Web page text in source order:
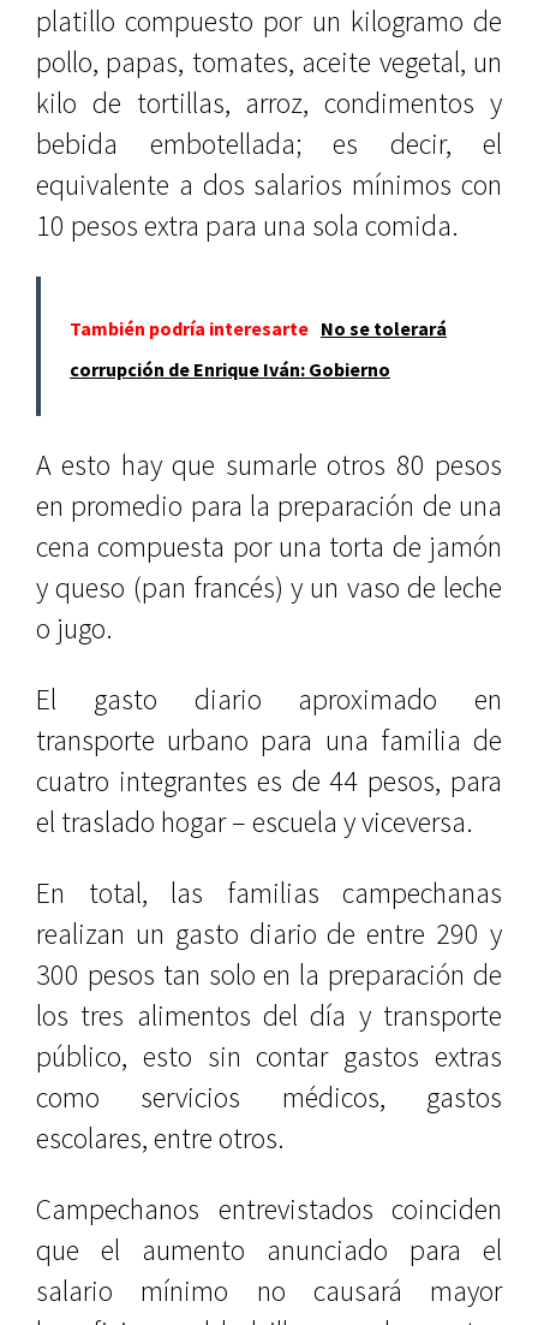
platillo compuesto por un kilogramo de
pollo, papas, tomates, aceite vegetal, un
kilo de tortillas, arroz, condimentos y
bebida embotellada; es decir, el
equivalente a dos salarios mínimos con
10 pesos extra para una sola comida.
También podría interesarte No se tolerará
corrupción de Enrique Iván: Gobierno
A esto hay que sumarle otros 80 pesos
en promedio para la preparación de una
cena compuesta por una torta de jamón
y queso (pan francés) y un vaso de leche
o jugo.
El gasto diario aproximado en
transporte urbano para una familia de
cuatro integrantes es de 44 pesos, para
el traslado hogar – escuela y viceversa.
En total, las familias campechanas
realizan un gasto diario de entre 290 y
300 pesos tan solo en la preparación de
los tres alimentos del día y transporte
público, esto sin contar gastos extras
como servicios médicos, gastos
escolares, entre otros.
Campechanos entrevistados coinciden
que el aumento anunciado para el
salario mínimo no causará mayor